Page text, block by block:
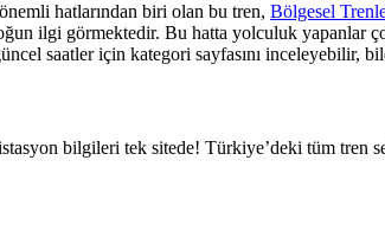
hatlarından biri olan bu tren, Bölgesel
ilgi görmektedir. Bu hatta yolculuk yapanlar
saatler için kategori sayfasını inceleyebilir,
bilgileri tek sitede! Türkiye’deki tüm tren